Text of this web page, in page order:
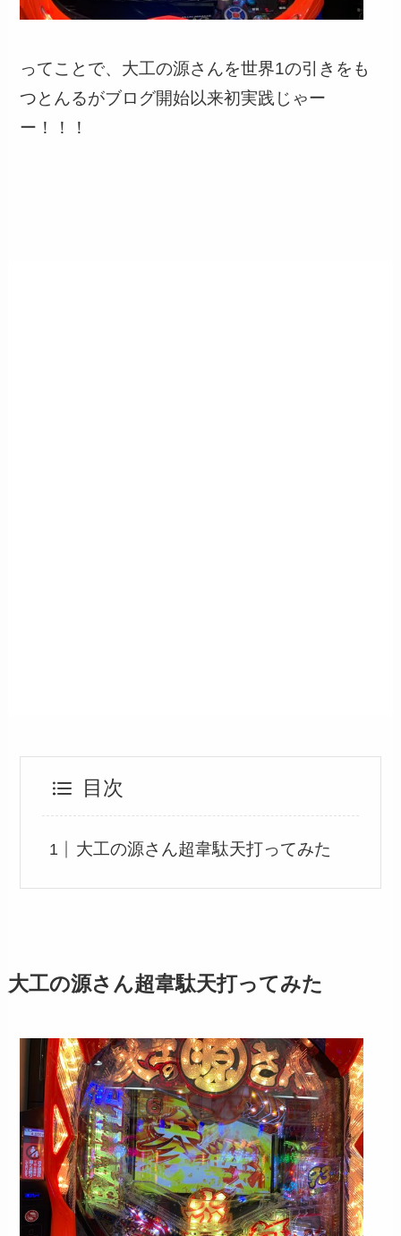
ってことで、大工の源さんを世界1の引きをも
つとんるがブログ開始以来初実践じゃー
ー！！！
目次
大工の源さん超韋駄天打ってみた
大工の源さん超韋駄天打ってみた